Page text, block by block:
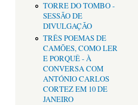
TORRE DO TOMBO -
SESSÃO DE
DIVULGAÇÃO
TRÊS POEMAS DE
CAMÕES, COMO LER
E PORQUÊ - À
CONVERSA COM
ANTÓNIO CARLOS
CORTEZ EM 10 DE
JANEIRO